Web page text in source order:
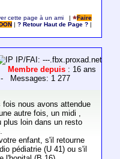
cette page à un ami |
Faire
|? Retour Haut de Page ?
IP/FAI: ---.fbx.proxad.net
Membre depuis : 16 ans
- Messages: 1 277
nous avons attendue
autre fois, un midi ,
plus loin dans un resto
enfant, s'il retourne
pédiatrie (U 41) ou s'il